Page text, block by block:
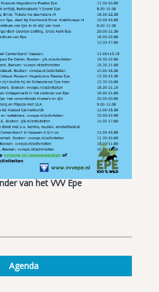
van het VVV Epe
Agenda